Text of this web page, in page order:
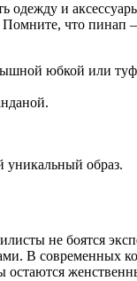
и
что пинап
юбкой или
уникальный образ.
не боятся
В современных